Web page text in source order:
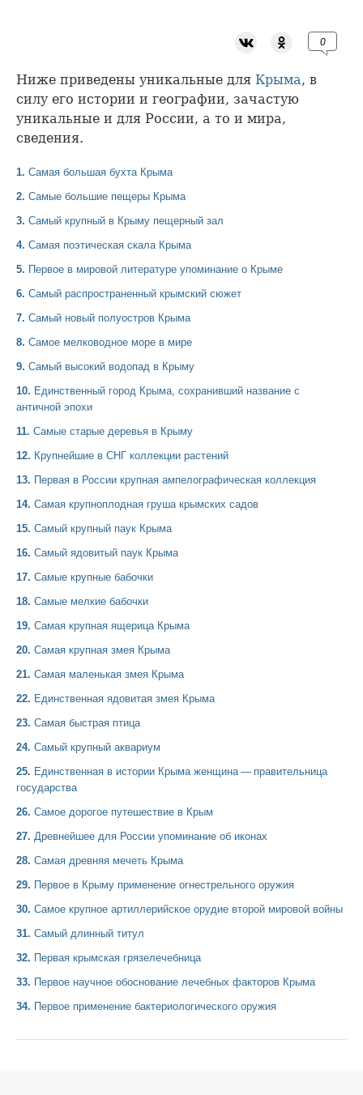
0
Ниже приведены уникальные для Крыма, в
силу его истории и географии, зачастую
уникальные и для России, а то и мира,
сведения.
1. Самая большая бухта Крыма
2. Самые большие пещеры Крыма
3. Самый крупный в Крыму пещерный зал
4. Самая поэтическая скала Крыма
5. Первое в мировой литературе упоминание о Крыме
6. Самый распространенный крымский сюжет
7. Самый новый полуостров Крыма
8. Самое мелководное море в мире
9. Самый высокий водопад в Крыму
10. Единственный город Крыма, сохранивший название с
античной эпохи
11. Самые старые деревья в Крыму
12. Крупнейшие в СНГ коллекции растений
13. Первая в России крупная ампелографическая коллекция
14. Самая крупноплодная груша крымских садов
15. Самый крупный паук Крыма
16. Самый ядовитый паук Крыма
17. Самые крупные бабочки
18. Самые мелкие бабочки
19. Самая крупная ящерица Крыма
20. Самая крупная змея Крыма
21. Самая маленькая змея Крыма
22. Единственная ядовитая змея Крыма
23. Самая быстрая птица
24. Самый крупный аквариум
25. Единственная в истории Крыма женщина — правительница
государства
26. Самое дорогое путешествие в Крым
27. Древнейшее для России упоминание об иконах
28. Самая древняя мечеть Крыма
29. Первое в Крыму применение огнестрельного оружия
30. Самое крупное артиллерийское орудие второй мировой войны
31. Самый длинный титул
32. Первая крымская грязелечебница
33. Первое научное обоснование лечебных факторов Крыма
34. Первое применение бактериологического оружия